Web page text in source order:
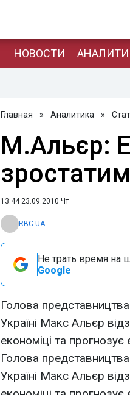
НОВОСТИ
Главная » Аналитика »
М.Альєр:
13:44 23.09.2010 Чт
RBC.UA
Не трать время на
Google
Голова
Україні Макс Альєр
економіці та прогнозує
Голова
Україні Макс Альєр